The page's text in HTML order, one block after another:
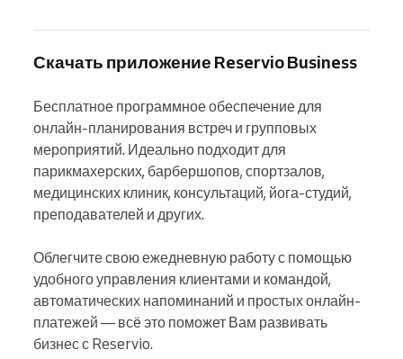
Скачать приложение Reservio Business
Бесплатное программное обеспечение для
онлайн-планирования встреч и групповых
мероприятий. Идеально подходит для
парикмахерских, барбершопов, спортзалов,
медицинских клиник, консультаций, йога-студий,
преподавателей и других.
Облегчите свою ежедневную работу с помощью
удобного управления клиентами и командой,
автоматических напоминаний и простых онлайн-
платежей — всё это поможет Вам развивать
бизнес с Reservio.